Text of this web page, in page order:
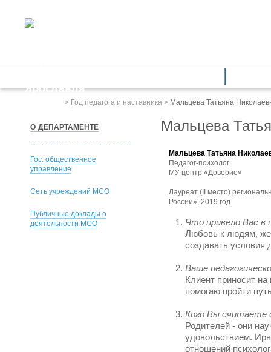
> Год педагога и наставника > Мальцева Татьяна
Мальцева
Мальцева Татьяна
Педагог-психолог
МУ центр «Доверие»
Лауреат (II место)
России», 2019 год
Что привело Вас в
Любовь к людям,
создавать условия
Ваше
Клиент приносит
помогаю пройти
Кого Вы считаете
Родителей - они
удовольствием.
отношений
О ДЕПАРТАМЕНТЕ
Гос. общественное
управление
Сеть учреждений МСО
Публичные доклады о
деятельности МСО